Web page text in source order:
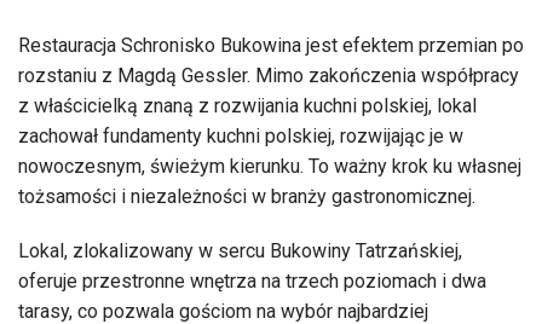
Restauracja Schronisko Bukowina jest efektem przemian po
rozstaniu z Magdą Gessler. Mimo zakończenia współpracy
z właścicielką znaną z rozwijania kuchni polskiej, lokal
zachował fundamenty kuchni polskiej, rozwijając je w
nowoczesnym, świeżym kierunku. To ważny krok ku własnej
tożsamości i niezależności w branży gastronomicznej.
Lokal, zlokalizowany w sercu Bukowiny Tatrzańskiej,
oferuje przestronne wnętrza na trzech poziomach i dwa
tarasy, co pozwala gościom na wybór najbardziej